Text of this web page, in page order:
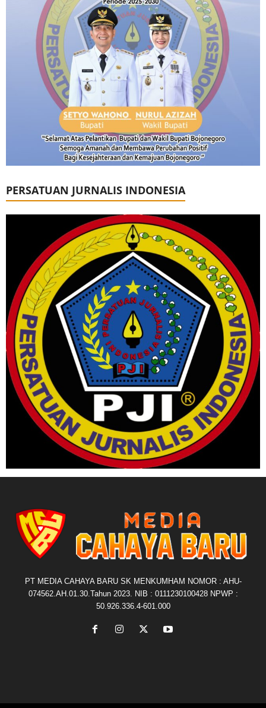
PERSATUAN JURNALIS INDONESIA
PT MEDIA CAHAYA BARU SK MENKUMHAM NOMOR : AHU-
074562.AH.01.30.Tahun 2023. NIB : 0111230100428 NPWP :
50.926.336.4-601.000